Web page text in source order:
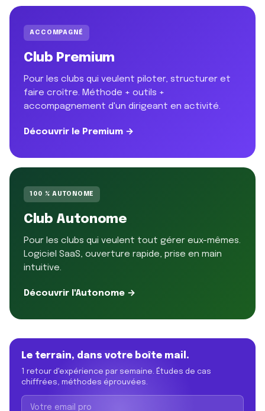
ACCOMPAGNÉ
Club Premium
Pour les clubs qui veulent piloter, structurer et
faire croître. Méthode + outils +
accompagnement d'un dirigeant en activité.
Découvrir le Premium →
100 % AUTONOME
Club Autonome
Pour les clubs qui veulent tout gérer eux-mêmes.
Logiciel SaaS, ouverture rapide, prise en main
intuitive.
Découvrir l'Autonome →
Le terrain, dans votre boîte mail.
1 retour d'expérience par semaine. Études de cas
chiffrées, méthodes éprouvées.